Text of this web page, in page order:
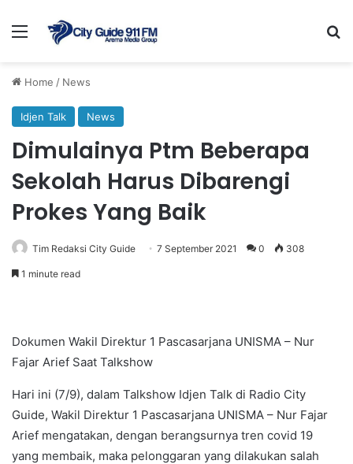
Menu
Home / News
Idjen Talk News
Dimulainya Ptm Beberapa
Sekolah Harus Dibarengi
Prokes Yang Baik
Tim Redaksi City Guide 7 September 2021 0 308
1 minute read
Dokumen Wakil Direktur 1 Pascasarjana UNISMA – Nur
Fajar Arief Saat Talkshow
Hari ini (7/9), dalam Talkshow Idjen Talk di Radio City
Guide, Wakil Direktur 1 Pascasarjana UNISMA – Nur Fajar
Arief mengatakan, dengan berangsurnya tren covid 19
yang membaik, maka pelonggaran yang dilakukan salah